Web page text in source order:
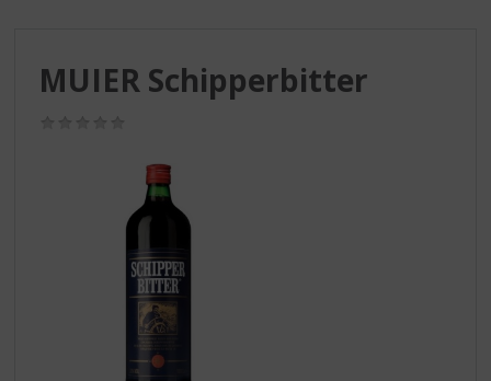
MUIER Schipperbitter